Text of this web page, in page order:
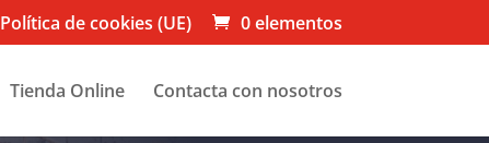
Política de cookies (UE) 0 elementos
Tienda Online Contacta con nosotros